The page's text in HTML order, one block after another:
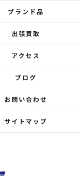
ブランド品
出張買取
アクセス
ブログ
お問い合わせ
サイトマップ